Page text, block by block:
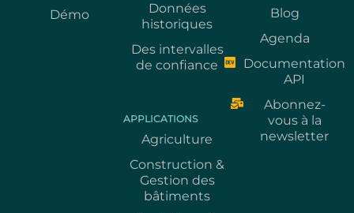
Démo
Données
historiques
Des intervalles
de confiance
APPLICATIONS
Agriculture
Construction &
Gestion des
bâtiments
Blog
Agenda
Documentation
API
Abonnez-
vous à la
newsletter